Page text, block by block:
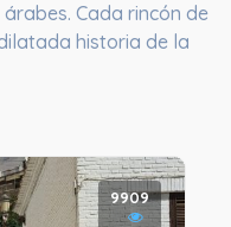
Cada rincón de
historia de la
9909